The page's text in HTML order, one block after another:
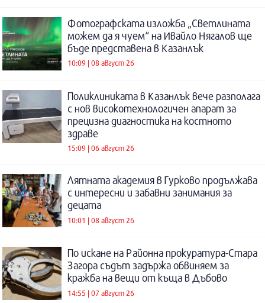
Фотографската изложба „Светлината
можем да я чуем“ на Ивайло Нягалов ще
бъде представена в Казанлък
10:09 | 08 август 26
Поликлиниката в Казанлък вече разполага
с нов високотехнологичен апарат за
прецизна диагностика на костното
здраве
15:09 | 06 август 26
Лятната академия в Гурково продължава
с интересни и забавни занимания за
децата
10:01 | 08 август 26
По искане на Районна прокуратура-Стара
Загора съдът задържа обвиняем за
кражба на вещи от къща в Дъбово
14:55 | 07 август 26